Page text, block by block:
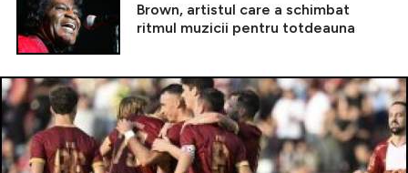
Brown, artistul care a schimbat
ritmul muzicii pentru totdeauna